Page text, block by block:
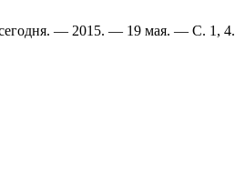
сегодня. — 2015. — 19 мая. — С. 1, 4.